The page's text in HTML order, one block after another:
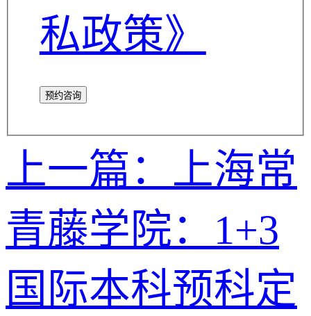
私政策》
预约咨询
上一篇：上海常
青藤学院：1+3
国际本科预科定